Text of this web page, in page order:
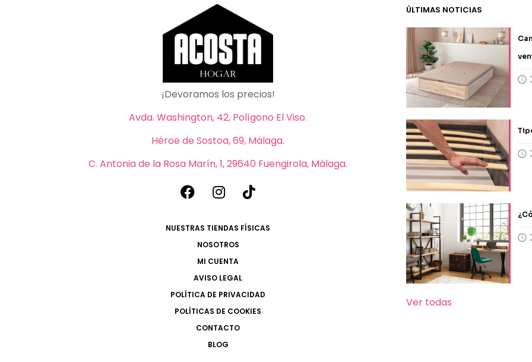
¡Devoramos los precios!
Avda. Washington, 42, Polígono El Viso.
Héroe de Sostoa, 69, Málaga.
C. Antonia de la Rosa Marín, 1, 29640 Fuengirola, Málaga.
NUESTRAS TIENDAS FÍSICAS
NOSOTROS
MI CUENTA
AVISO LEGAL
POLÍTICA DE PRIVACIDAD
POLÍTICAS DE COOKIES
CONTACTO
BLOG
ÚLTIMAS NOTICIAS
Ver todas